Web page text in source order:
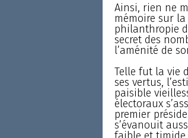
Ainsi, rien ne
mémoire sur
philanthropie
secret des
l’aménité de
Telle fut la vie
ses vertus,
paisible
électoraux
premier
s’évanouit